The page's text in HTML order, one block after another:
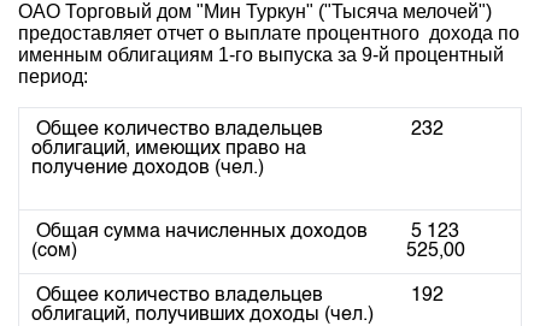
Акционеры
Руководство
Внутренний аудитор
Комитеты
Участники торгов
Наши партнеры
Cтратегия развития
Корпоративные документы
Товарно-сырьевой сектор
Листинг
Центр раскрытия информации
Тарифы
Финансовый рынок KG
Пресс-клуб
25 лет ЗАО КФБ
Нормативная база
Биржевая деятельность
Депозитарная деятельность
Центр раскрытия информации
Статистика торгов
Итоги последних торгов
Архив торгов
Индекс и Капитализация
Котировки по ЦБ
Котировки по драг. металлам
Учебный центр
План работы на год
ОАО Торговый дом "Мин Туркун" ("Тысяча мелочей")
предоставляет отчет о выплате процентного дохода по
именным облигациям 1-го выпуска за 9-й процентный
период:
Общее количество владельцев
облигаций, имеющих право на
получение доходов (чел.)
232
Общая сумма начисленных доходов
(сом)
5 123
525,00
Общее количество владельцев
облигаций, получивших доходы (чел.)
192